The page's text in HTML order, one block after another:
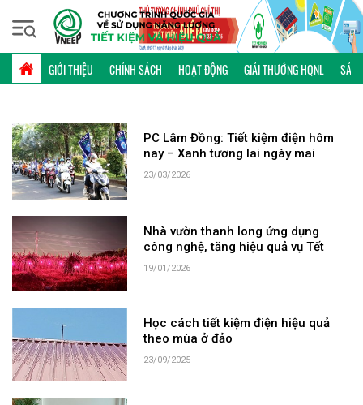
GIỚI THIỆU CHÍNH SÁCH HOẠT ĐỘNG GIẢI THƯỞNG HQNL SẢN
Chủ nhật, 09/08/2026 | 16:20 GMT+7
TỪ KHÓA: LÂM ĐỒNG
PC Lâm Đồng: Tiết kiệm điện hôm
nay – Xanh tương lai ngày mai
23/03/2026
Nhà vườn thanh long ứng dụng
công nghệ, tăng hiệu quả vụ Tết
19/01/2026
Học cách tiết kiệm điện hiệu quả
theo mùa ở đảo
23/09/2025